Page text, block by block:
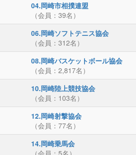
04.岡崎市相撲連盟
（会員：39名）
06.岡崎ソフトテニス協会
（会員：312名）
08.岡崎バスケットボール協会
（会員：2,817名）
10.岡崎陸上競技協会
（会員：103名）
12.岡崎射撃協会
（会員：77名）
14.岡崎乗馬会
（会員：5名）